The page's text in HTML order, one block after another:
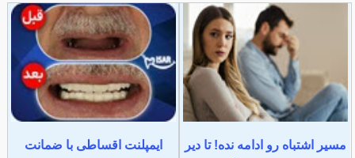
مسیر اشتباه رو ادامه نده! تا دیر
ایمپلنت اقساطی با ضمانت